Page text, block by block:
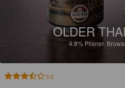
OLDER
4.8% Pilsner.
3.5